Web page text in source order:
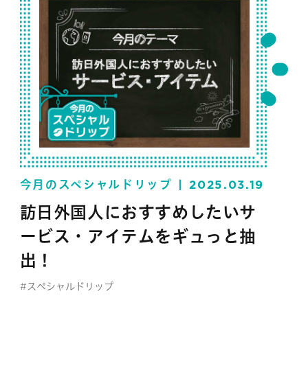
今月のスペシャルドリップ 2025.03.19
訪日外国人におすすめしたいサ
ービス・アイテムをギュっと抽
出！
#スペシャルドリップ